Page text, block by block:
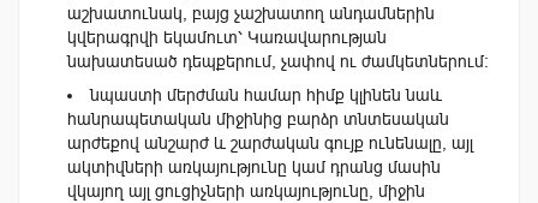
աշխատունակ, բայց չաշխատող անդամներին
կվերագրվի եկամուտ՝ Կառավարության
նախատեսած դեպքերում, չափով ու ժամկետներում։
նպաստի մերժման համար հիմք կլինեն նաև
հանրապետական միջինից բարձր տնտեսական
արժեքով անշարժ և շարժական գույք ունենալը, այլ
ակտիվների առկայությունը կամ դրանց մասին
վկայող այլ ցուցիչների առկայությունը, միջին